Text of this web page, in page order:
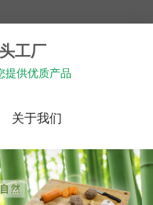
工厂
提供优质产品
关于我们